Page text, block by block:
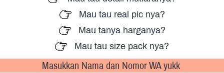
Mau tau real pic nya?
Mau tanya harganya?
Mau tau size pack nya?
Masukkan Nama dan Nomor WA yukk